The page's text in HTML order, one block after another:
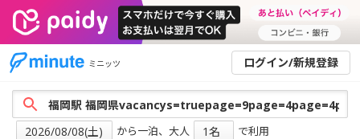
ミニッツ ログイン/新規登録
から一泊、大人
で利用